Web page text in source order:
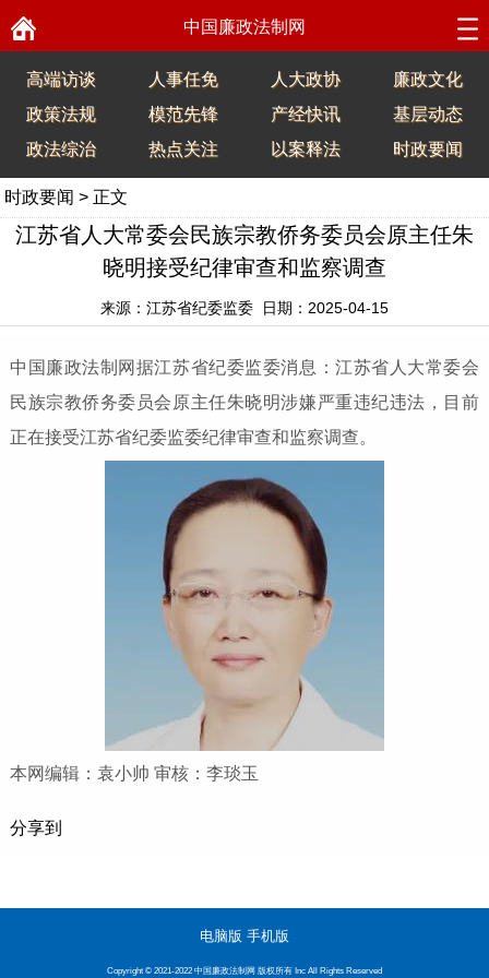
中国廉政法制网
高端访谈 人事任免 人大政协
廉政文化
政策法规
模范先锋 产经快讯
基层动态
政法综治
热点关注 以案释法 时政要闻
时政要闻 > 正文
江苏省人大常委会民族宗教侨务委员会原主任朱
晓明接受纪律审查和监察调查
来源：江苏省纪委监委 日期：2025-04-15
中国廉政法制网据江苏省纪委监委消息：江苏省人大常委会
民族宗教侨务委员会原主任朱晓明涉嫌严重违纪违法，目前
正在接受江苏省纪委监委纪律审查和监察调查。
本网编辑：袁小帅 审核：李琰玉
分享到
电脑版 手机版
Copyright © 2021-2022 中国廉政法制网 版权所有 Inc All Rights Reserved